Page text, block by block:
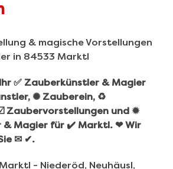
✅ Zauberkünstler & Magier
✺ Zauberein, ♻
Zaubervorstellungen und ✹
& Magier für ✔️ Marktl. ❤ Wir
✉ ✔.